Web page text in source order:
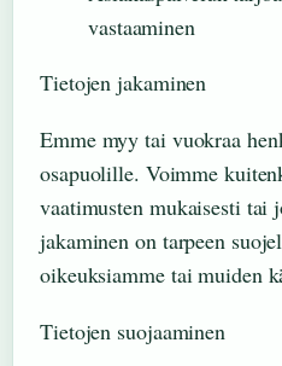
vastaaminen
Tietojen jakaminen
Emme myy tai vuokraa
osapuolille. Voimme
vaatimusten mukaisesti tai
jakaminen on tarpeen
oikeuksiamme tai muiden
Tietojen suojaaminen